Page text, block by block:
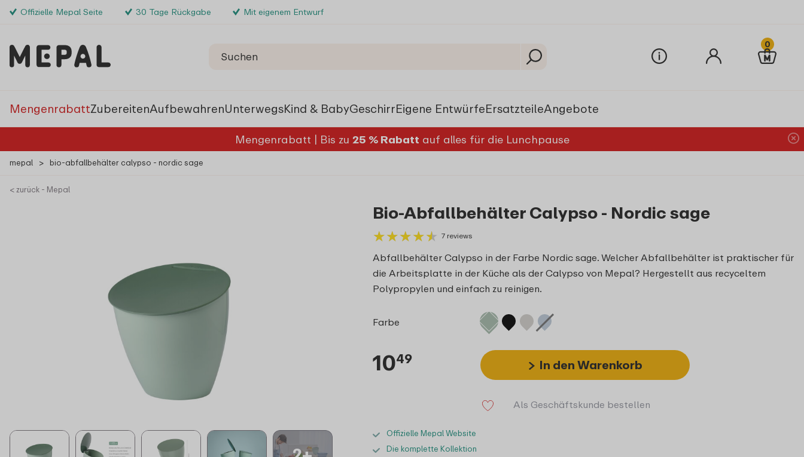
Offizielle Mepal Seite 30 Tage Rückgabe Mit eigenem Entwurf
0
MengenrabattZubereitenAufbewahrenUnterwegsKind & BabyGeschirrEigene EntwürfeErsatzteileAngebote
Mengenrabatt | Bis zu 25 % Rabatt auf alles für die Lunchpause
mepal > bio-abfallbehälter calypso - nordic sage
< zurück - Mepal
Bio-Abfallbehälter Calypso - Nordic sage
★★★★★
★★★★★ 7 reviews
Abfallbehälter Calypso in der Farbe Nordic sage. Welcher Abfallbehälter ist praktischer für
die Arbeitsplatte in der Küche als der Calypso von Mepal? Hergestellt aus recyceltem
Polypropylen und einfach zu reinigen.
Farbe
1049 In den Warenkorb
Als Geschäftskunde bestellen
Offizielle Mepal Website
Die komplette Kollektion